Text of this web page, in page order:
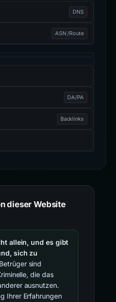
DNS
ASN /Route
DA/PA
Backlinks
dieser Website
allein, und es gibt
sich zu
Betrüger sind
die das
ausnutzen.
Ihrer Erfahrungen